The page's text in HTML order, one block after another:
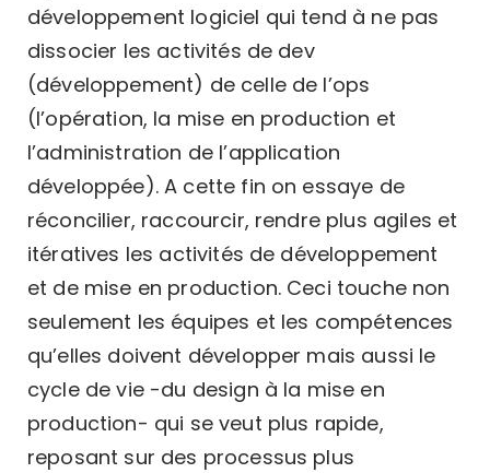
développement logiciel qui tend à ne pas
dissocier les activités de dev
(développement) de celle de l’ops
(l’opération, la mise en production et
l’administration de l’application
développée). A cette fin on essaye de
réconcilier, raccourcir, rendre plus agiles et
itératives les activités de développement
et de mise en production. Ceci touche non
seulement les équipes et les compétences
qu’elles doivent développer mais aussi le
cycle de vie -du design à la mise en
production- qui se veut plus rapide,
reposant sur des processus plus